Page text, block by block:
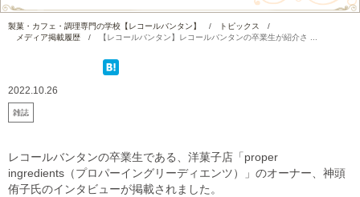
製菓・カフェ・調理専門の学校【レコールバンタン】 / トピックス
/
メディア掲載履歴
/ 【レコールバンタン】レコールバンタンの卒業生が紹介さ ...
2022.10.26
雑誌
レコールバンタンの卒業生である、洋菓子店「proper
ingredients（プロパーイングリーディエンツ）」のオーナー、神頭
侑子氏のインタビューが掲載されました。